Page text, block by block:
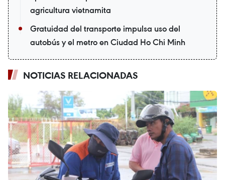
agricultura vietnamita
Gratuidad del transporte impulsa uso del
autobús y el metro en Ciudad Ho Chi Minh
NOTICIAS RELACIONADAS